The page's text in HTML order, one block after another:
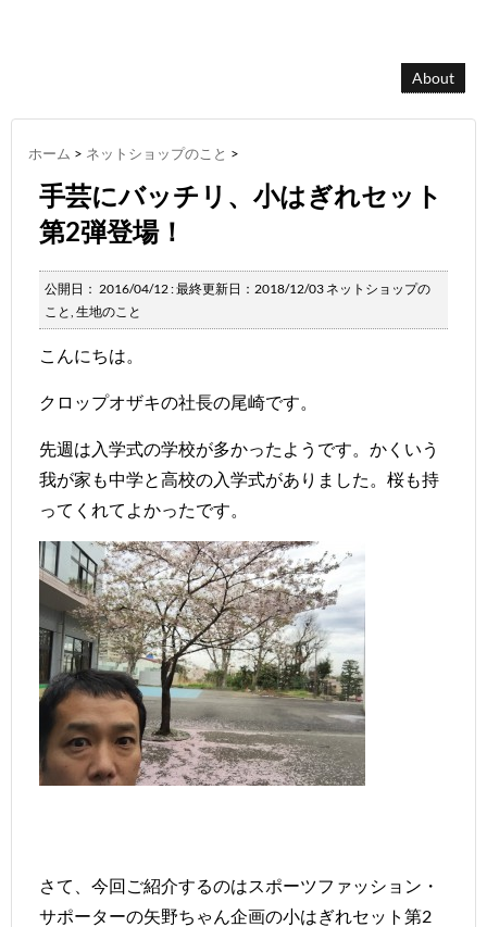
About
ホーム > ネットショップのこと >
手芸にバッチリ、小はぎれセット
第2弾登場！
公開日： 2016/04/12: 最終更新日：2018/12/03 ネットショップの
こと, 生地のこと
こんにちは。
クロップオザキの社長の尾崎です。
先週は入学式の学校が多かったようです。かくいう
我が家も中学と高校の入学式がありました。桜も持
ってくれてよかったです。
さて、今回ご紹介するのはスポーツファッション・
サポーターの矢野ちゃん企画の小はぎれセット第2